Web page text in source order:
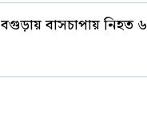
বগুড়ায় বাসচাপায় নিহত ৬